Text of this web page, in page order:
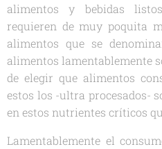
alimentos y bebidas
requieren de muy poquita
alimentos que se
alimentos lamentablemente
de elegir que alimentos
estos los -ultra procesados-
en estos nutrientes críticos
Lamentablemente el